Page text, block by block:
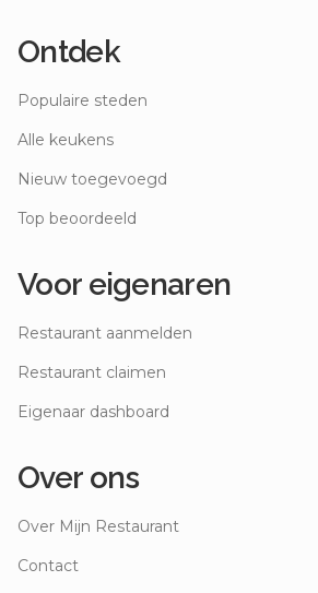
Ontdek
Populaire steden
Alle keukens
Nieuw toegevoegd
Top beoordeeld
Voor eigenaren
Restaurant aanmelden
Restaurant claimen
Eigenaar dashboard
Over ons
Over Mijn Restaurant
Contact